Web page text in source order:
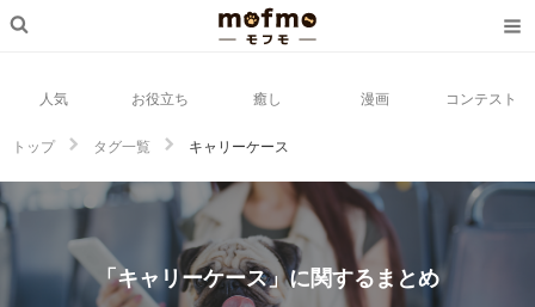
人気 お役立ち 癒し 漫画 コンテスト
トップ タグ一覧 キャリーケース
「キャリーケース」に関するまとめ